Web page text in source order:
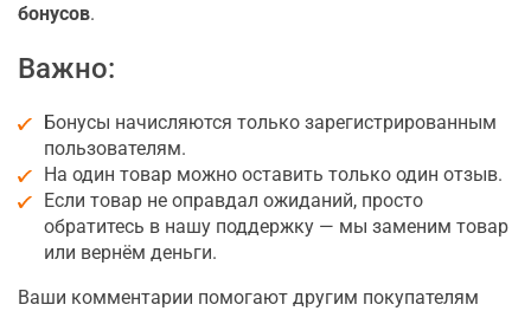
бонусов.
Важно:
Бонусы начисляются только зарегистрированным
пользователям.
На один товар можно оставить только один отзыв.
Если товар не оправдал ожиданий, просто
обратитесь в нашу поддержку — мы заменим товар
или вернём деньги.
Ваши комментарии помогают другим покупателям